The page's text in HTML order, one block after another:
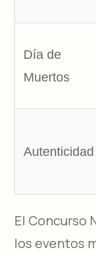
Día de
Muertos
Autenticidad
El Concurso
los eventos